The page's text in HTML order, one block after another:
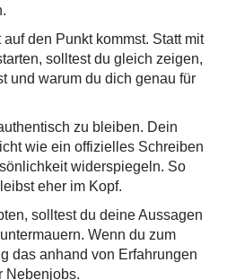
den Punkt kommst. Statt mit
solltest du gleich zeigen,
und warum du dich genau für
zu bleiben. Dein
wie ein offizielles Schreiben
widerspiegeln. So
eher im Kopf.
solltest du deine Aussagen
Wenn du zum
das anhand von Erfahrungen
Nebenjobs.